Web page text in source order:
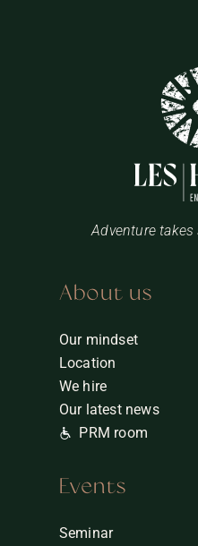
Adventure takes
About us
Our mindset
Location
We hire
Our latest news
PRM room
Events
Seminar